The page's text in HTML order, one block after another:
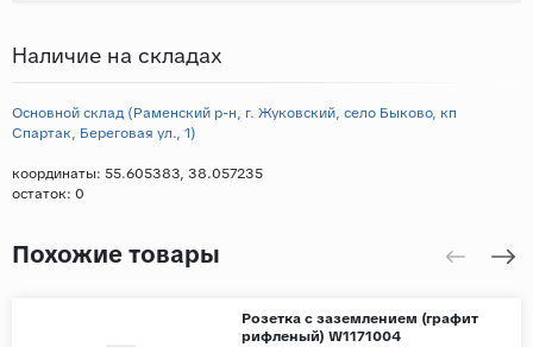
Наличие на складах
Основной склад (Раменский р-н, г. Жуковский, село Быково, кп
Спартак, Береговая ул., 1)
координаты: 55.605383, 38.057235
остаток: 0
Похожие товары
Розетка с заземлением (графит
рифленый) W1171004